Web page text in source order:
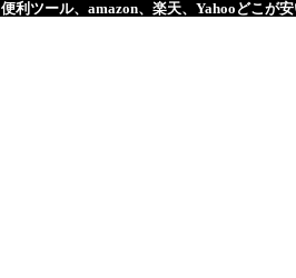
便利ツール、amazon、楽天、Yahooどこが安